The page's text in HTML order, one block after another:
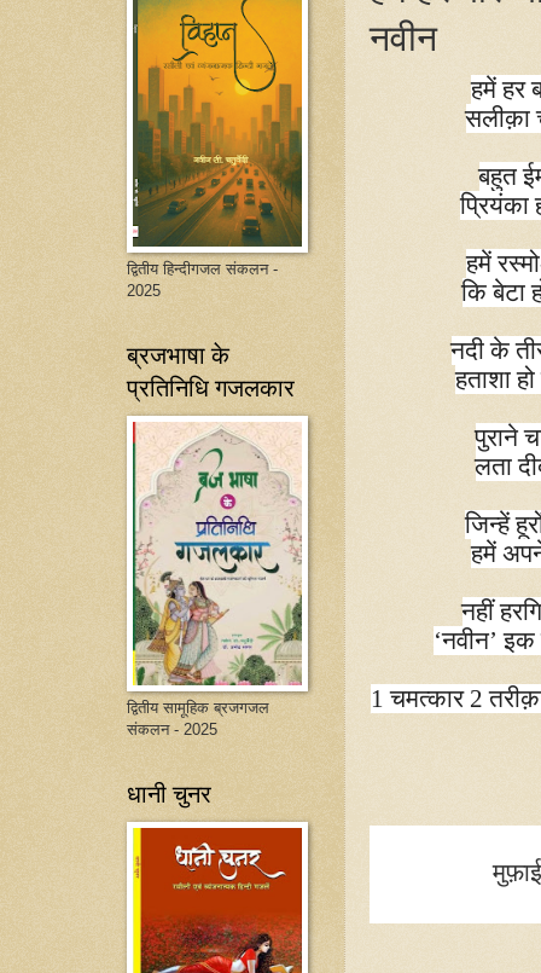
नवीन
हमें हर
सलीक़ा
बहुत
प्रियंका
हमें
कि बेटा
नदी के
हताशा
पुराने
लता
जिन्हें
हमें
नहीं
‘नवीन’ इक
1चमत्कार 2
द्वितीय हिन्दीगजल संकलन -
2025
ब्रजभाषा के
प्रतिनिधि गजलकार
द्वितीय सामूहिक ब्रजगजल
संकलन - 2025
धानी चुनर